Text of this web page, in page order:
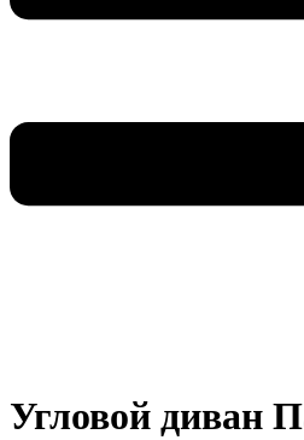
Угловой диван